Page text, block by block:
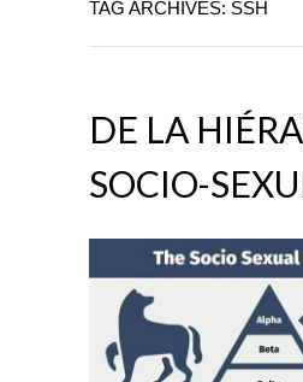
TAG ARCHIVES: SSH
DE LA
SOCIO-